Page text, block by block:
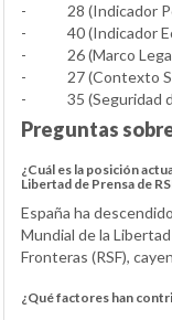
-
28 (Indicador
-
40 (Indicador
-
26 (Marco
-
27 (Contexto
-
35 (Seguridad
Preguntas
¿Cuál es la posición
Libertad de Prensa de
España ha
Mundial de la
Fronteras (RSF),
¿Qué factores han